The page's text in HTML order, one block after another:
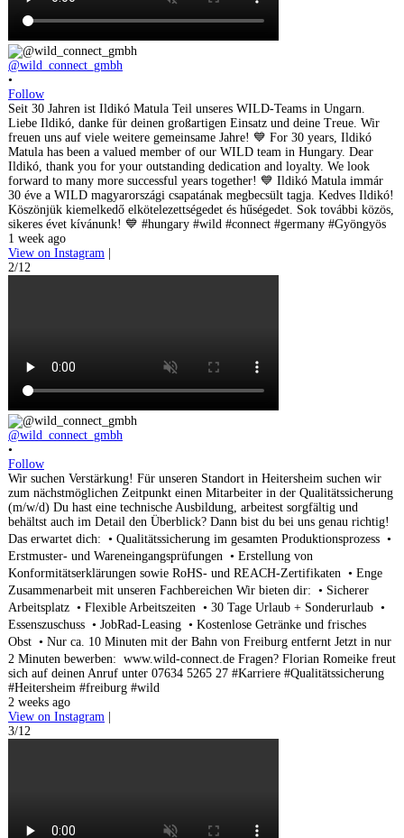
@wild_connect_gmbh
•
Follow
Seit 30 Jahren ist Ildikó Matula Teil unseres WILD-Teams in Ungarn.
Liebe Ildikó, danke für deinen großartigen Einsatz und deine Treue. Wir
freuen uns auf viele weitere gemeinsame Jahre! 💙 For 30 years, Ildikó
Matula has been a valued member of our WILD team in Hungary. Dear
Ildikó, thank you for your outstanding dedication and loyalty. We look
forward to many more successful years together! 💙 Ildikó Matula immár
30 éve a WILD magyarországi csapatának megbecsült tagja. Kedves Ildikó!
Köszönjük kiemelkedő elkötelezettségedet és hűségedet. Sok további közös,
sikeres évet kívánunk! 💙 #hungary #wild #connect #germany #Gyöngyös
1 week ago
View on Instagram |
2/12
@wild_connect_gmbh
•
Follow
Wir suchen Verstärkung! Für unseren Standort in Heitersheim suchen wir
zum nächstmöglichen Zeitpunkt einen Mitarbeiter in der Qualitätssicherung
(m/w/d) Du hast eine technische Ausbildung, arbeitest sorgfältig und
behältst auch im Detail den Überblick? Dann bist du bei uns genau richtig!
Das erwartet dich: • Qualitätssicherung im gesamten Produktionsprozess •
Erstmuster- und Wareneingangsprüfungen • Erstellung von
Konformitätserklärungen sowie RoHS- und REACH-Zertifikaten • Enge
Zusammenarbeit mit unseren Fachbereichen Wir bieten dir: • Sicherer
Arbeitsplatz • Flexible Arbeitszeiten • 30 Tage Urlaub + Sonderurlaub •
Essenszuschuss • JobRad-Leasing • Kostenlose Getränke und frisches
Obst • Nur ca. 10 Minuten mit der Bahn von Freiburg entfernt Jetzt in nur
2 Minuten bewerben: www.wild-connect.de Fragen? Florian Romeike freut
sich auf deinen Anruf unter 07634 5265 27 #Karriere #Qualitätssicherung
#Heitersheim #freiburg #wild
2 weeks ago
View on Instagram |
3/12